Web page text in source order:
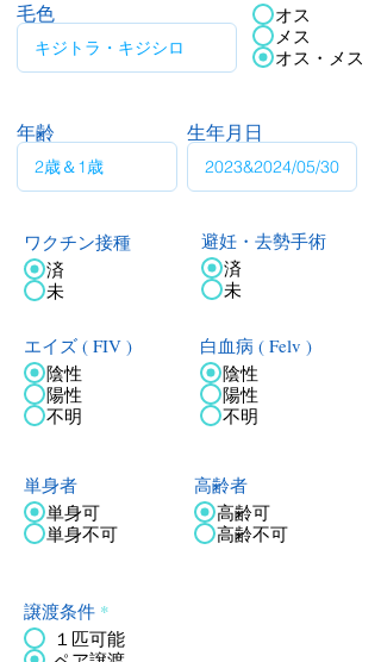
毛色
オス
メス
オス・メス
年齢 生年月日
ワクチン接種
済
未
エイズ ( FIV )
陰性
陽性
不明
避妊・去勢手術
済
未
白血病 ( Felv )
陰性
陽性
不明
単身者
単身可
単身不可
高齢者
高齢可
高齢不可
譲渡条件 *
１匹可能